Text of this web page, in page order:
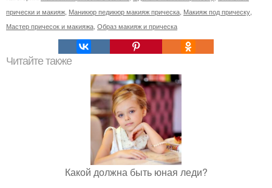
прически и макияж Маникюр педикюр макияж прическа Макияж под прическу
Мастер причесок и макияжа Образ макияж и прическа
Читайте также
Какой должна быть юная леди?